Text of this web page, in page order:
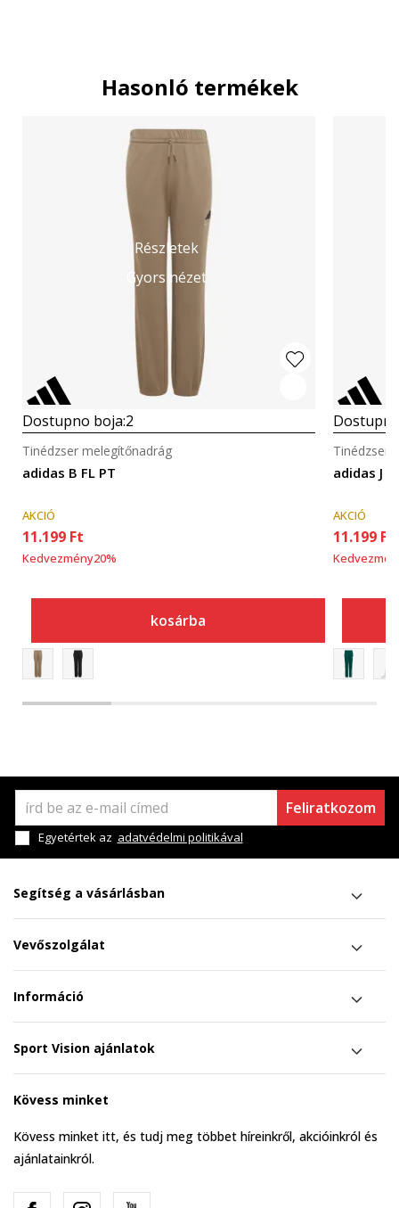
Hasonló termékek
Részletek
Gyors nézet
Dostupno boja:2
adidas B FL PT
Tinédzser melegítőnadrág
AKCIÓ
11.199 Ft
Kedvezmény20%
kosárba
adidas J
Tinédzser
AKCIÓ
11.199 Ft
Feliratkozom
Egyetértek az adatvédelmi politikával
Segítség a vásárlásban
Vevőszolgálat
Információ
Sport Vision ajánlatok
Kövess minket
Kövess minket itt, és tudj meg többet híreinkről, akcióinkról és
ajánlatainkról.